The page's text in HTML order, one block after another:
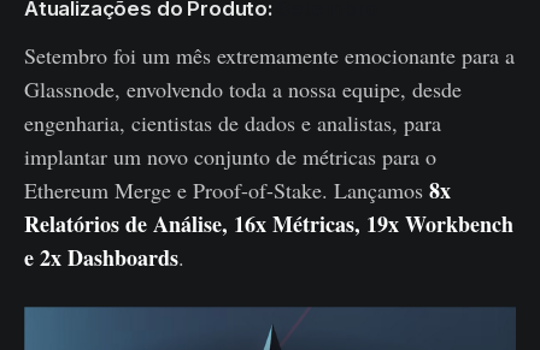
Atualizações do Produto:
Setembro foi um mês extremamente emocionante para a
Glassnode, envolvendo toda a nossa equipe, desde
engenharia, cientistas de dados e analistas, para
implantar um novo conjunto de métricas para o
Ethereum Merge e Proof-of-Stake. Lançamos 8x
Relatórios de Análise, 16x Métricas, 19x Workbench
e 2x Dashboards.